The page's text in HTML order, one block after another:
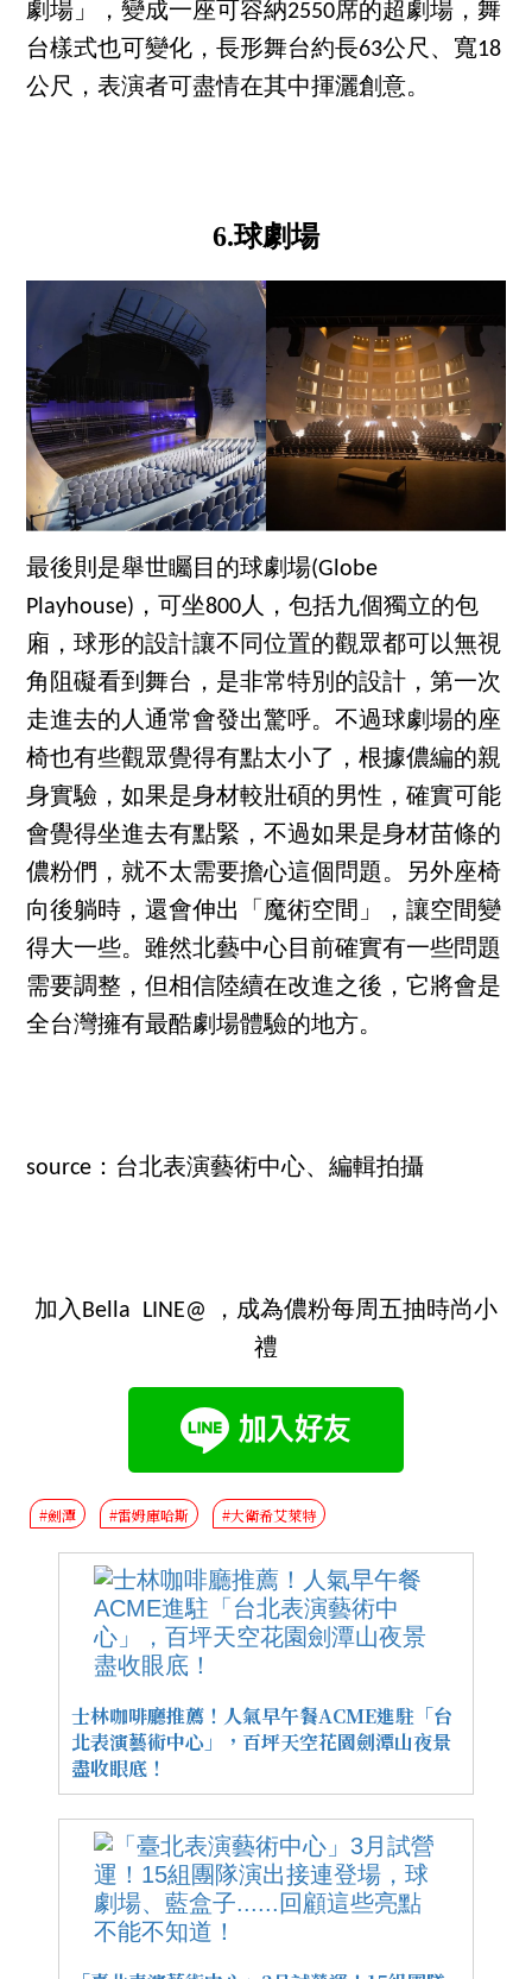
劇場」，變成一座可容納2550席的超劇場，舞
台樣式也可變化，長形舞台約長63公尺、寬18
公尺，表演者可盡情在其中揮灑創意。
6.球劇場
最後則是舉世矚目的球劇場(Globe
Playhouse)，可坐800人，包括九個獨立的包
廂，球形的設計讓不同位置的觀眾都可以無視
角阻礙看到舞台，是非常特別的設計，第一次
走進去的人通常會發出驚呼。不過球劇場的座
椅也有些觀眾覺得有點太小了，根據儂編的親
身實驗，如果是身材較壯碩的男性，確實可能
會覺得坐進去有點緊，不過如果是身材苗條的
儂粉們，就不太需要擔心這個問題。另外座椅
向後躺時，還會伸出「魔術空間」，讓空間變
得大一些。雖然北藝中心目前確實有一些問題
需要調整，但相信陸續在改進之後，它將會是
全台灣擁有最酷劇場體驗的地方。
source：台北表演藝術中心、編輯拍攝
加入Bella LINE@ ，成為儂粉每周五抽時尚小
禮
#劍潭 #雷姆庫哈斯 #大衛希艾萊特
士林咖啡廳推薦！人氣早午餐ACME進駐「台
北表演藝術中心」，百坪天空花園劍潭山夜景
盡收眼底！